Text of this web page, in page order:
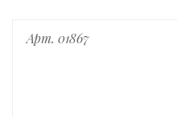
Арт. 01867